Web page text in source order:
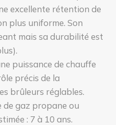
excellente rétention de
plus uniforme. Son
mais sa durabilité est
puissance de chauffe
précis de la
brûleurs réglables.
de gaz propane ou
: 7 à 10 ans.